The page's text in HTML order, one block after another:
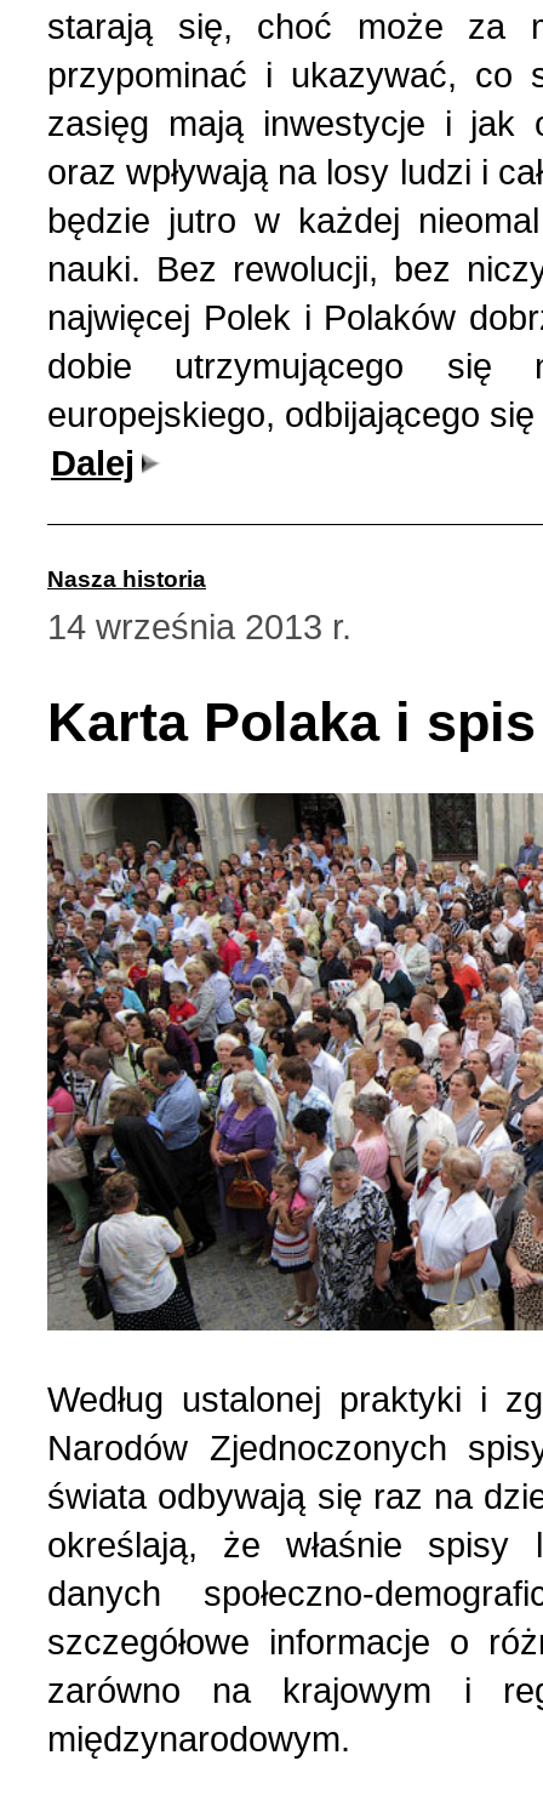
starają się, choć może za
przypominać i ukazywać, co
zasięg mają inwestycje i jak
oraz wpływają na losy ludzi i
będzie jutro w każdej
nauki. Bez rewolucji, bez
najwięcej Polek i Polaków
dobie utrzymującego się
europejskiego, odbijającego
Dalej
Nasza historia
14 września 2013 r.
Karta Polaka i
Według ustalonej praktyki i
Narodów Zjednoczonych
świata odbywają się raz na
określają, że właśnie spisy
danych społeczno-
szczegółowe informacje o
zarówno na krajowym i
międzynarodowym.